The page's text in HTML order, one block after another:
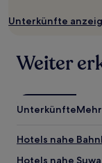
Unterkünfte
Weiter
Unterkünfte
Hotels nahe
Hotels nahe